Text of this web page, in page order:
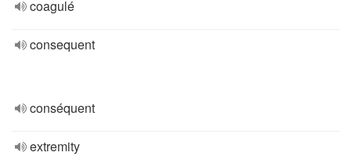
coagulé
consequent
conséquent
extremity